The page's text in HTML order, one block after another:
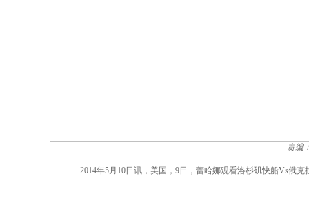
责编
2014年5月10日讯，美国，9日，蕾哈娜观看洛杉矶快船Vs俄